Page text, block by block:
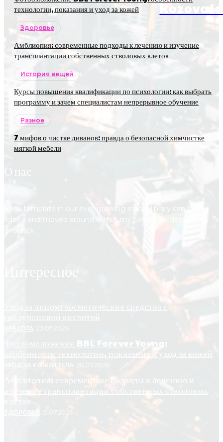
технологии, показания и уход за кожей
Здоровье
Амблиопия: современные подходы к лечению и изучение
трансплантации собственных стволовых клеток
История вещей
Курсы повышения квалификации по психологии: как выбрать
программу и зачем специалистам непрерывное обучение
Разное
7 мифов о чистке диванов: правда о безопасной химчистке
мягкой мебели
О нас
Each template in our ever growing studio library can be
added and moved around within any page effortlessly with
Интересное
Уход за лицом: косметические средства с
гиалуроновой кислотой
КРАСОТА
Фотоомоложение BBL Forever Young:
особенности технологии, показания и уход за кожей
УХОД ЗА КОЖЕЙ ТЕЛА
Амблиопия: современные подходы к лечению и
изучение трансплантации собственных стволовых
клеток
ЗДОРОВЬЕ